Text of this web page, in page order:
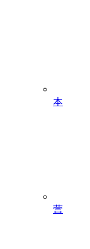
本
营